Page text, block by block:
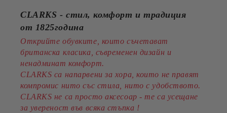
CLARKS - стил, комфорт и традиция
от 1825година
Открийте обувките, които съчетават
британска класика, съвременен дизайн и
ненадминат комфорт.
CLARKS са напарвени за хора, които не правят
компромис нито със стила, нито с удобството.
CLARKS не са просто аксесоар - те са усещане
за увереност във всяка стъпка !